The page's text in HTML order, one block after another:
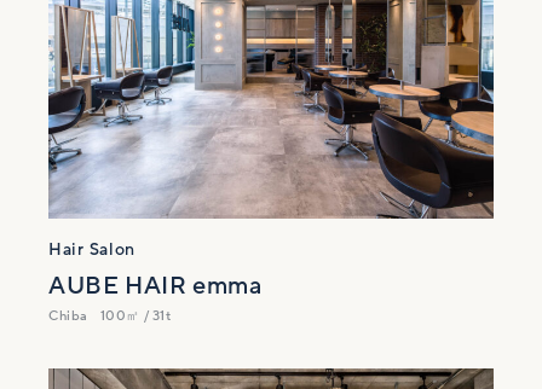
Hair Salon
AUBE HAIR emma
Chiba 100㎡ / 31t